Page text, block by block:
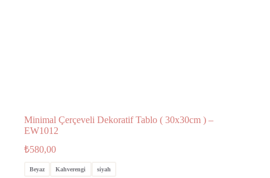
Minimal Çerçeveli Dekoratif Tablo ( 30x30cm ) –
EW1012
₺580,00
Beyaz Kahverengi siyah